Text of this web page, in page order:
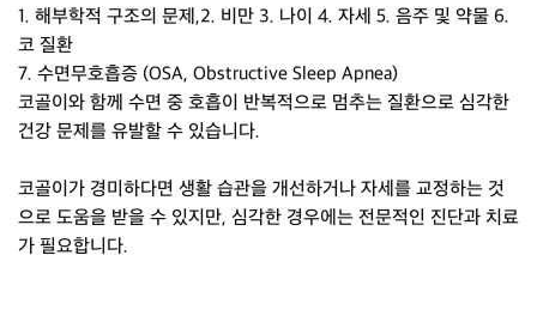
1. 해부학적 구조의 문제,2. 비만 3. 나이 4. 자세 5. 음주 및 약물 6.
코 질환
7. 수면무호흡증 (OSA, Obstructive Sleep Apnea)
코골이와 함께 수면 중 호흡이 반복적으로 멈추는 질환으로 심각한
건강 문제를 유발할 수 있습니다.
코골이가 경미하다면 생활 습관을 개선하거나 자세를 교정하는 것
으로 도움을 받을 수 있지만, 심각한 경우에는 전문적인 진단과 치료
가 필요합니다.